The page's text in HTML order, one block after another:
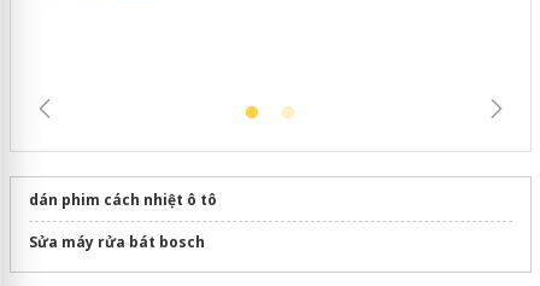
dán phim cách nhiệt ô tô
Sửa máy rửa bát bosch